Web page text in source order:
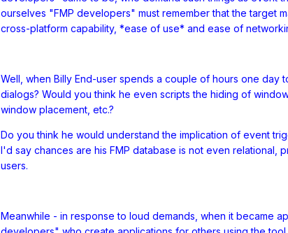
ourselves "FMP developers" must remember that the target
cross-platform capability, *ease of use* and ease of
Well, when Billy End-user spends a couple of hours one
dialogs? Would you think he even scripts the hiding of
window placement, etc.?
Do you think he would understand the implication of event
I'd say chances are his FMP database is not even relational,
users.
Meanwhile - in response to loud demands, when it became